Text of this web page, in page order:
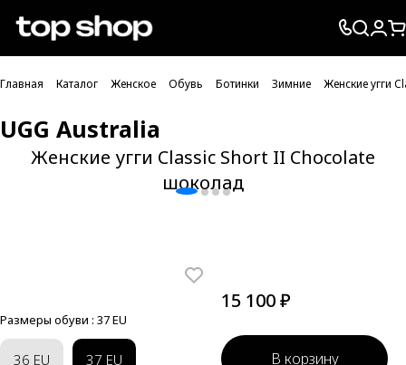
Проверка хлебных крошек
Главная Каталог Женское Обувь Ботинки Зимние Женские угги
UGG Australia
Женские угги Classic Short II Chocolate
шоколад
Размеры обуви : 37 EU
36 EU 37 EU
15 100 ₽
В корзину